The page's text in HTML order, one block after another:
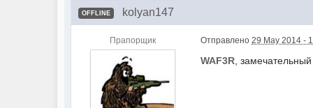
OFFLINE kolyan147
Прапорщик Отправлено 29 May 2014 -
WAF3R ,